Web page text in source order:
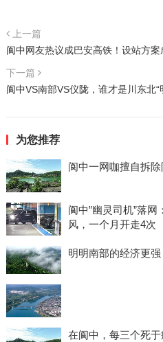
上一篇
阆中网友热议成巴安高铁！设站方案
下一篇
阆中VS南部VS仪陇，谁才是川东北“
为您推荐
阆中一网咖擅自拆
阆中”幽灵司机”落
风，一个月开走4次
明明南部的经济更强
在阆中，每三个死